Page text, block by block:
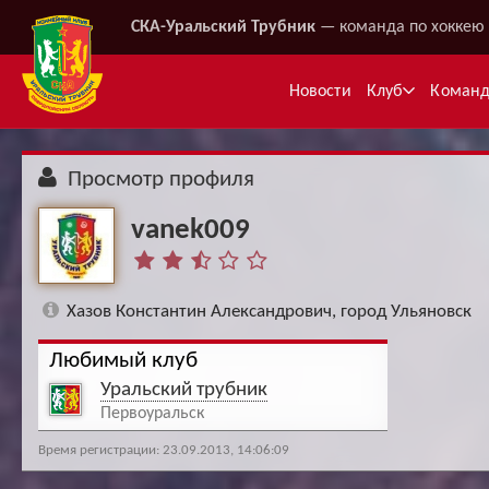
СКА-Уральский Трубник — команда по хоккею
Новости Клуб
Просмотр профиля
vanek009
Хазов Константин Александрович, город Ульяновск
Любимый клуб
Уральский трубник
Первоуральск
Время регистрации: 23.09.2013, 14:06:09